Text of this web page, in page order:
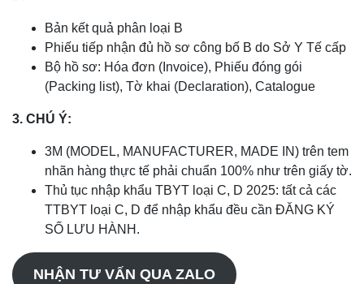
Bản kết quả phân loại B
Phiếu tiếp nhận đủ hồ sơ công bố B do Sở Y Tế cấp
Bộ hồ sơ: Hóa đơn (Invoice), Phiếu đóng gói
(Packing list), Tờ khai (Declaration), Catalogue
3. CHÚ Ý:
3M (MODEL, MANUFACTURER, MADE IN) trên tem
nhãn hàng thực tế phải chuẩn 100% như trên giấy tờ.
Thủ tục nhập khẩu TBYT loại C, D 2025: tất cả các
TTBYT loại C, D để nhập khẩu đều cần ĐĂNG KÝ
SỐ LƯU HÀNH.
NHẬN TƯ VẤN QUA ZALO